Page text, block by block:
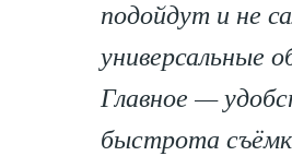
подойдут и не
универсальные
Главное —
быстрота